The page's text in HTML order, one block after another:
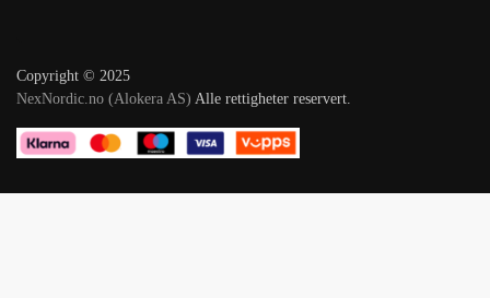
Copyright © 2025
NexNordic.no (Alokera AS) Alle rettigheter reservert.